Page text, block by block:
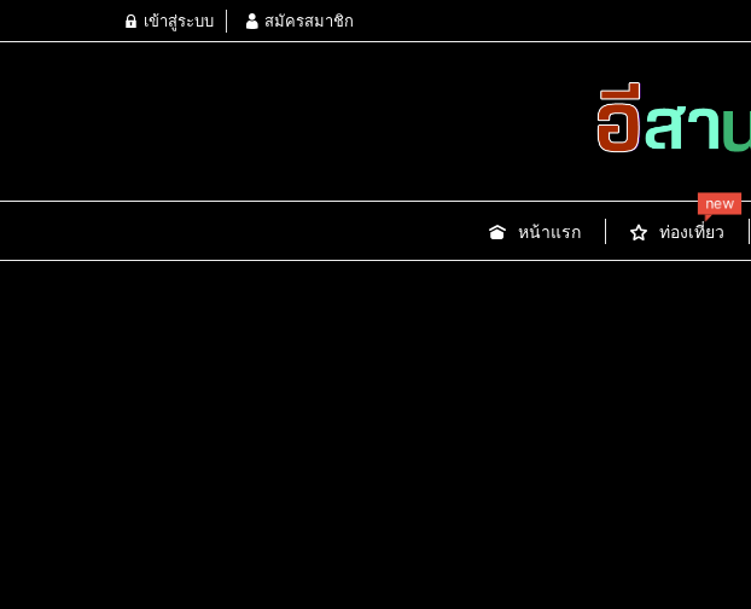
เข้าสู่ระบบ สมัครสมาชิก
หน้าแรก ท่องเที่ยว
new